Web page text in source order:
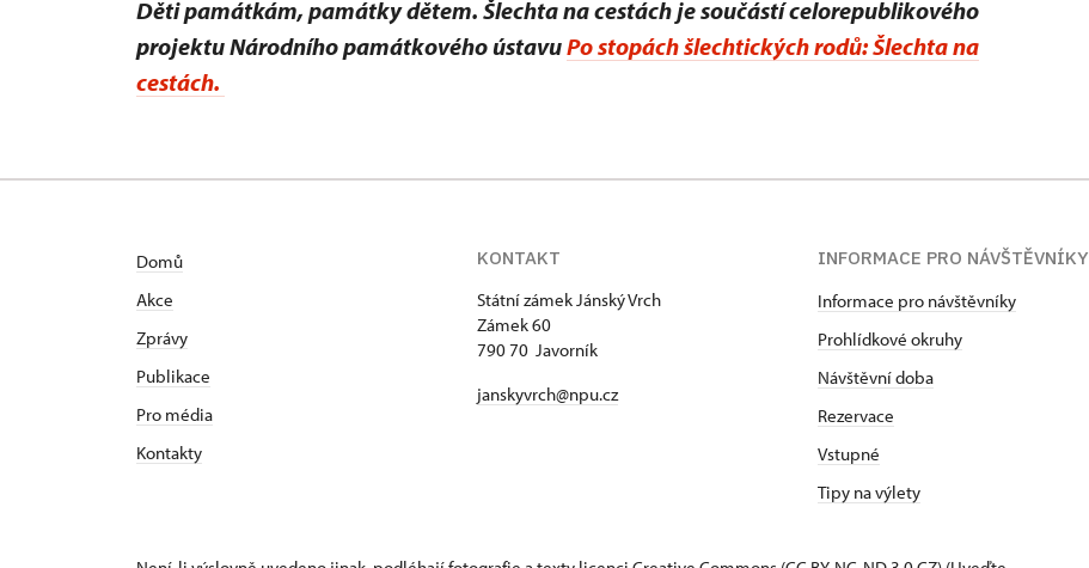
Děti památkám, památky dětem. Šlechta na cestách je součástí celorepublikového
projektu Národního památkového ústavuPo stopách šlechtických rodů: Šlechta na
cestách.
Domů
Akce
Zprávy
Publikace
Pro média
Kontakty
KONTAKT
Státní zámek Jánský Vrch
Zámek 60
790 70 Javorník
janskyvrch@npu.cz
INFORMACE PRO NÁVŠTĚVNÍKY
Informace pro návštěvníky
Prohlídkové okruhy
Návštěvní doba
Rezervace
Vstupné
Tipy na výlety